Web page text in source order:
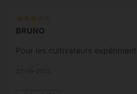
BRUNO
Pour les cultivateurs